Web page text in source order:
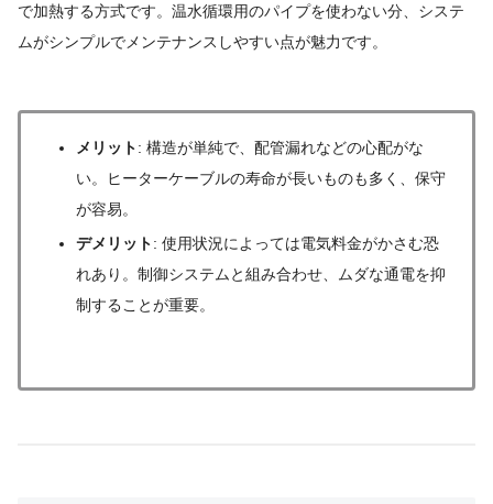
で加熱する方式です。温水循環用のパイプを使わない分、システ
ムがシンプルでメンテナンスしやすい点が魅力です。
メリット: 構造が単純で、配管漏れなどの心配がな
い。ヒーターケーブルの寿命が長いものも多く、保守
が容易。
デメリット: 使用状況によっては電気料金がかさむ恐
れあり。制御システムと組み合わせ、ムダな通電を抑
制することが重要。